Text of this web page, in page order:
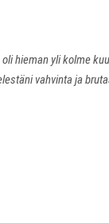
hieman yli kolme
vahvinta ja